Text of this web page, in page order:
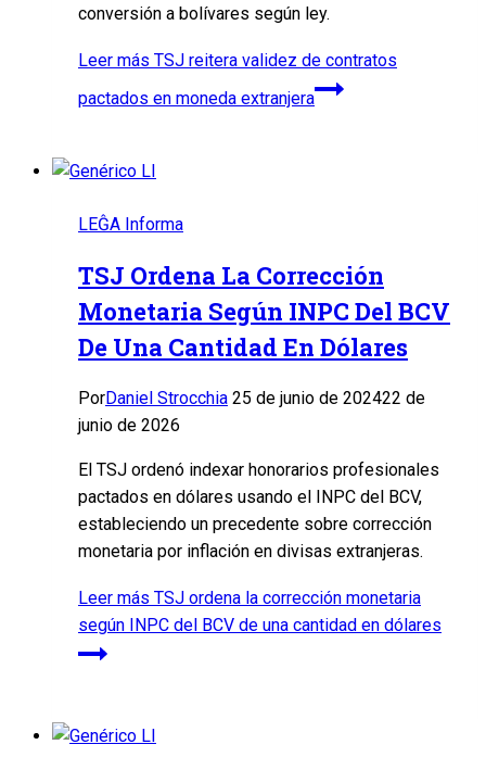
conversión a bolívares según ley.
Leer más TSJ reitera validez de contratos
pactados en moneda extranjera
LEĜA Informa
TSJ Ordena La Corrección
Monetaria Según INPC Del BCV
De Una Cantidad En Dólares
PorDaniel Strocchia 25 de junio de 202422 de
junio de 2026
El TSJ ordenó indexar honorarios profesionales
pactados en dólares usando el INPC del BCV,
estableciendo un precedente sobre corrección
monetaria por inflación en divisas extranjeras.
Leer más TSJ ordena la corrección monetaria
según INPC del BCV de una cantidad en dólares